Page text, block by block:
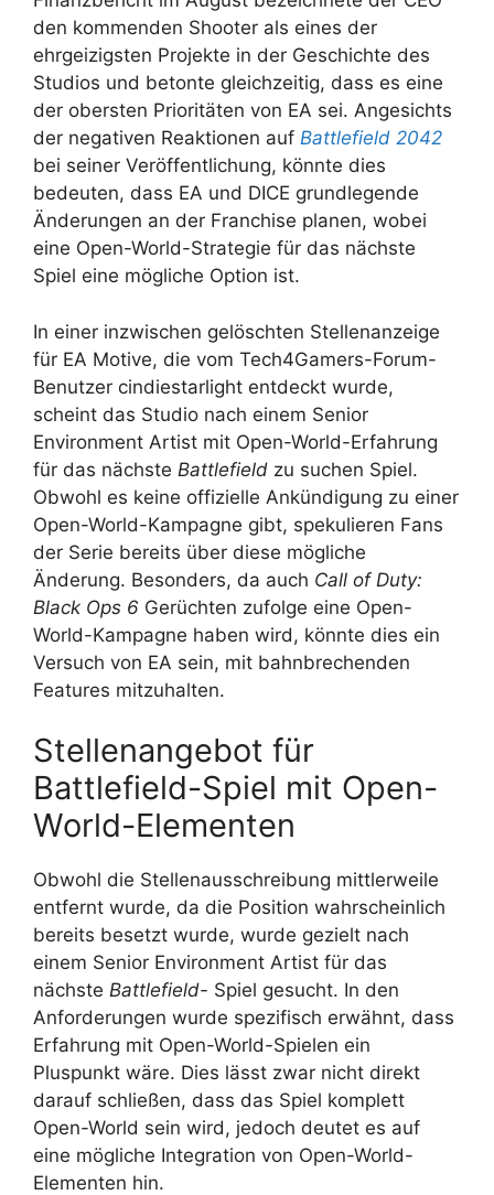
den kommenden Shooter als eines der
ehrgeizigsten Projekte in der Geschichte des
Studios und betonte gleichzeitig, dass es eine
der obersten Prioritäten von EA sei. Angesichts
der negativen Reaktionen auf Battlefield 2042
bei seiner Veröffentlichung, könnte dies
bedeuten, dass EA und DICE grundlegende
Änderungen an der Franchise planen, wobei
eine Open-World-Strategie für das nächste
Spiel eine mögliche Option ist.
In einer inzwischen gelöschten Stellenanzeige
für EA Motive, die vom Tech4Gamers-Forum-
Benutzer cindiestarlight entdeckt wurde,
scheint das Studio nach einem Senior
Environment Artist mit Open-World-Erfahrung
für das nächste Battlefield zu suchen Spiel.
Obwohl es keine offizielle Ankündigung zu einer
Open-World-Kampagne gibt, spekulieren Fans
der Serie bereits über diese mögliche
Änderung. Besonders, da auch Call of Duty:
Black Ops 6 Gerüchten zufolge eine Open-
World-Kampagne haben wird, könnte dies ein
Versuch von EA sein, mit bahnbrechenden
Features mitzuhalten.
Stellenangebot für
Battlefield-Spiel mit Open-
World-Elementen
Obwohl die Stellenausschreibung mittlerweile
entfernt wurde, da die Position wahrscheinlich
bereits besetzt wurde, wurde gezielt nach
einem Senior Environment Artist für das
nächste Battlefield- Spiel gesucht. In den
Anforderungen wurde spezifisch erwähnt, dass
Erfahrung mit Open-World-Spielen ein
Pluspunkt wäre. Dies lässt zwar nicht direkt
darauf schließen, dass das Spiel komplett
Open-World sein wird, jedoch deutet es auf
eine mögliche Integration von Open-World-
Elementen hin.